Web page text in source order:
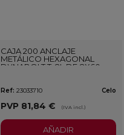
CAJA 200 ANCLAJE
METÁLICO HEXAGONAL
DYNABOLT T-8L DE 8X60
Ref: 23033710 Celo
PVP 81,84 € (IVA incl.)
AÑADIR